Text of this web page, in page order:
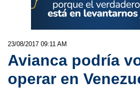
23/08/2017 09:11 AM
Avianca podría
operar en